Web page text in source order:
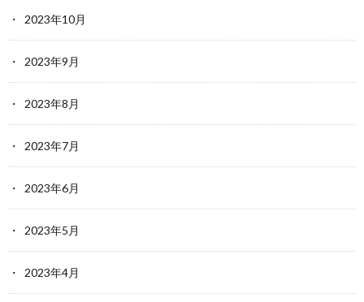
2023年10月
2023年9月
2023年8月
2023年7月
2023年6月
2023年5月
2023年4月